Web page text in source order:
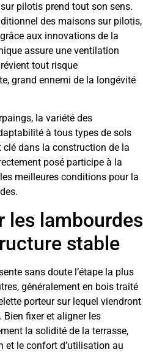
pilotis prend tout son sens.
des maisons sur pilotis,
aux innovations de la
assure une ventilation
tout risque
grand ennemi de la longévité
la variété des
à tous types de sols
dans la construction de la
posé participe à la
meilleures conditions pour la
les lambourdes
stable
sans doute l’étape la plus
généralement en bois traité
porteur sur lequel viendront
Bien fixer et aligner les
la solidité de la terrasse,
le confort d’utilisation au